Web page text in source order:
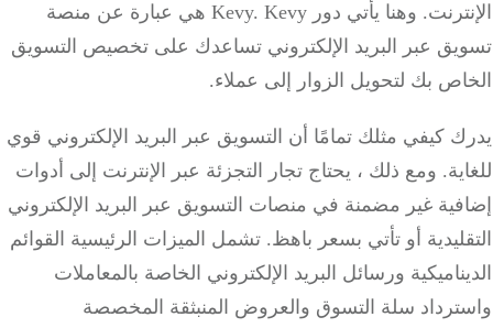
وهنا يأتي دور Kevy. Kevy هي عبارة عن منصة
عبر البريد الإلكتروني تساعدك على تخصيص التسويق
بك لتحويل الزوار إلى عملاء.
كيفي مثلك تمامًا أن التسويق عبر البريد الإلكتروني قوي
ومع ذلك ، يحتاج تجار التجزئة عبر الإنترنت إلى أدوات
غير مضمنة في منصات التسويق عبر البريد الإلكتروني
أو تأتي بسعر باهظ.تشمل الميزات الرئيسية القوائم
ورسائل البريد الإلكتروني الخاصة بالمعاملات
سلة التسوق والعروض المنبثقة المخصصة